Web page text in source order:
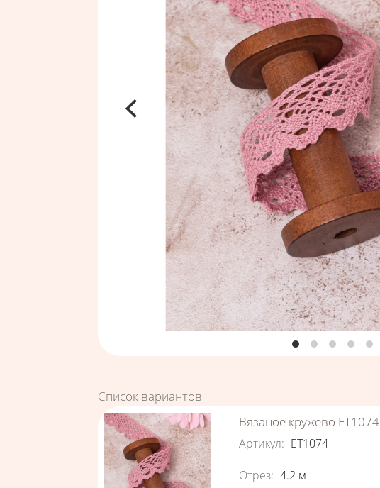
Список вариантов
Вязаное кружево ЕТ1074
Артикул: ЕТ1074
Характеристики
Отрез: 4.2 м